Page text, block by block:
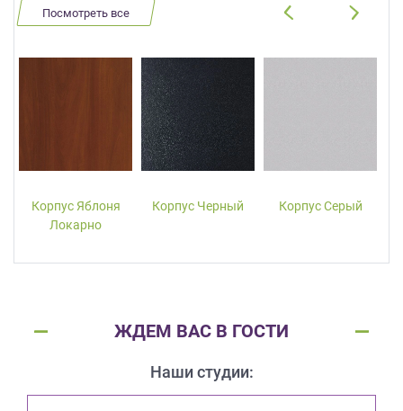
Посмотреть все
Корпус Яблоня
Локарно
Корпус Черный Корпус Серый
ЖДЕМ ВАС В ГОСТИ
Наши студии: